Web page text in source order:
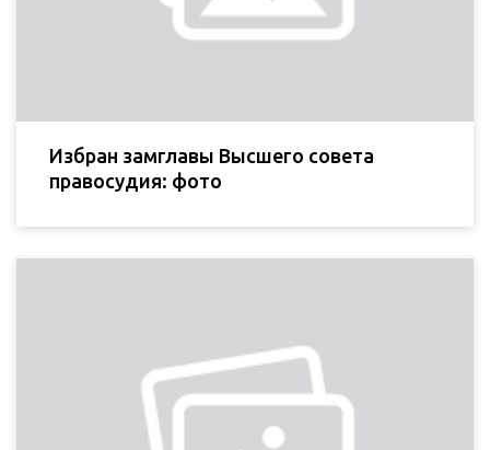
Избран замглавы Высшего совета
правосудия: фото